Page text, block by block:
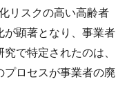
リスクの高い高齢者
が顕著となり、事業者
で特定されたのは、
プロセスが事業者の廃